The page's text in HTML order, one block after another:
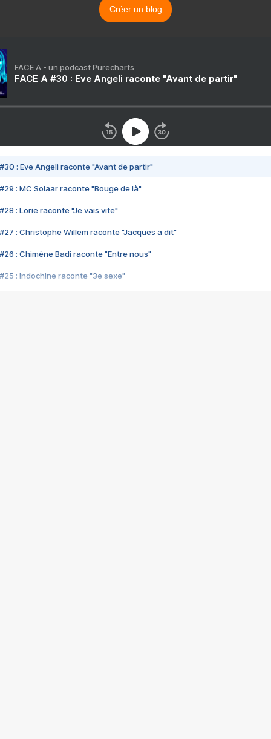
Créer un blog
FACE A - un podcast Purecharts
FACE A #30 : Eve Angeli raconte "Avant de partir"
#30 : Eve Angeli raconte "Avant de partir"
#29 : MC Solaar raconte "Bouge de là"
#28 : Lorie raconte "Je vais vite"
#27 : Christophe Willem raconte "Jacques a dit"
#26 : Chimène Badi raconte "Entre nous"
#25 : Indochine raconte "3e sexe"